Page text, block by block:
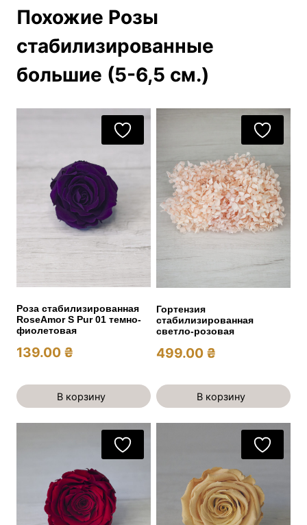
Похожие Розы
стабилизированные
большие (5-6,5 см.)
Роза стабилизированная
RoseAmor S Pur 01 темно-
фиолетовая
139.00 ₴
В корзину
Гортензия
стабилизированная
светло-розовая
499.00 ₴
В корзину